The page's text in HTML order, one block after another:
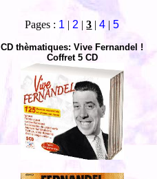
Pages : 1 | 2 |3 |4 |5
CD thèmatiques: Vive Fernandel !
Coffret 5 CD